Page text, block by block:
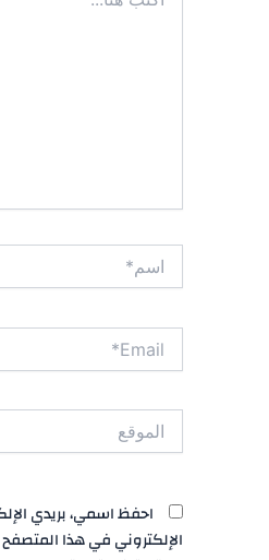
اسم*
Email*
الموقع
احفظ اسمي، بريدي
الإلكتروني في هذا